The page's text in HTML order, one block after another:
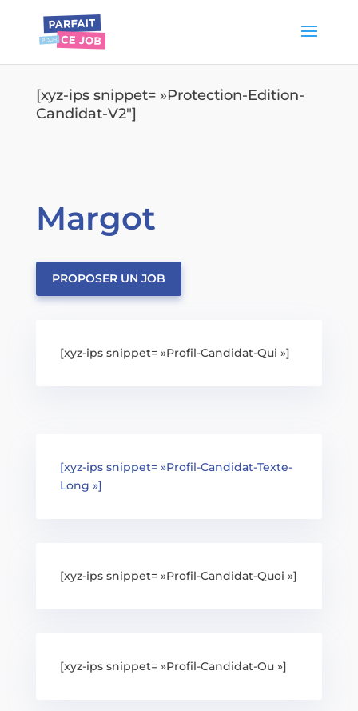
[xyz-ips snippet= »Protection-Edition-
Candidat-V2″]
Margot
PROPOSER UN JOB
[xyz-ips snippet= »Profil-Candidat-Qui »]
[xyz-ips snippet= »Profil-Candidat-Texte-
Long »]
[xyz-ips snippet= »Profil-Candidat-Quoi »]
[xyz-ips snippet= »Profil-Candidat-Ou »]